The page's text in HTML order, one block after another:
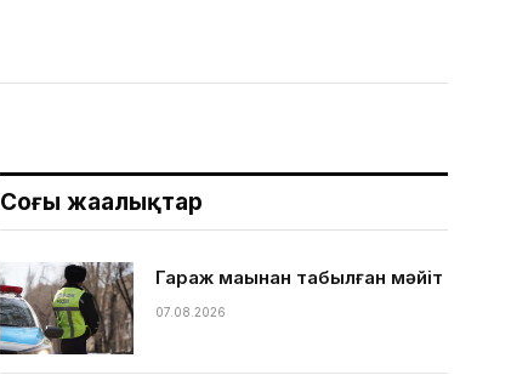
Соңғы жаңалықтар
Гараж маңынан табылған мәйіт
07.08.2026